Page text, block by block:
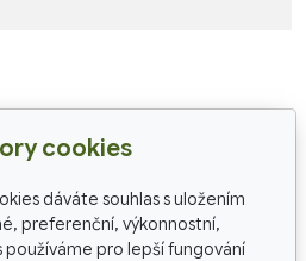
cookies
dáváte souhlas s uložením
preferenční, výkonnostní,
pro lepší fungování